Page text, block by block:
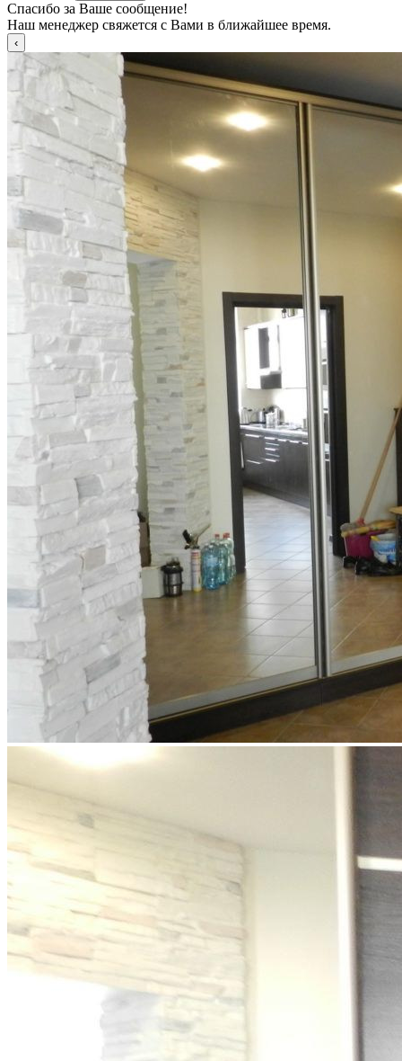
Спасибо за Ваше сообщение!
Наш менеджер свяжется с Вами в ближайшее время.